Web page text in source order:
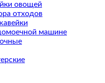
овощей
отходов
машине